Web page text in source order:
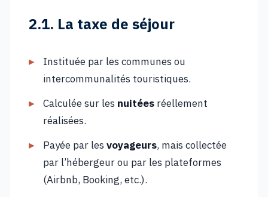
2.1. La taxe de séjour
Instituée par les communes ou
intercommunalités touristiques.
Calculée sur les nuitées réellement
réalisées.
Payée par les voyageurs, mais collectée
par l’hébergeur ou par les plateformes
(Airbnb, Booking, etc.).